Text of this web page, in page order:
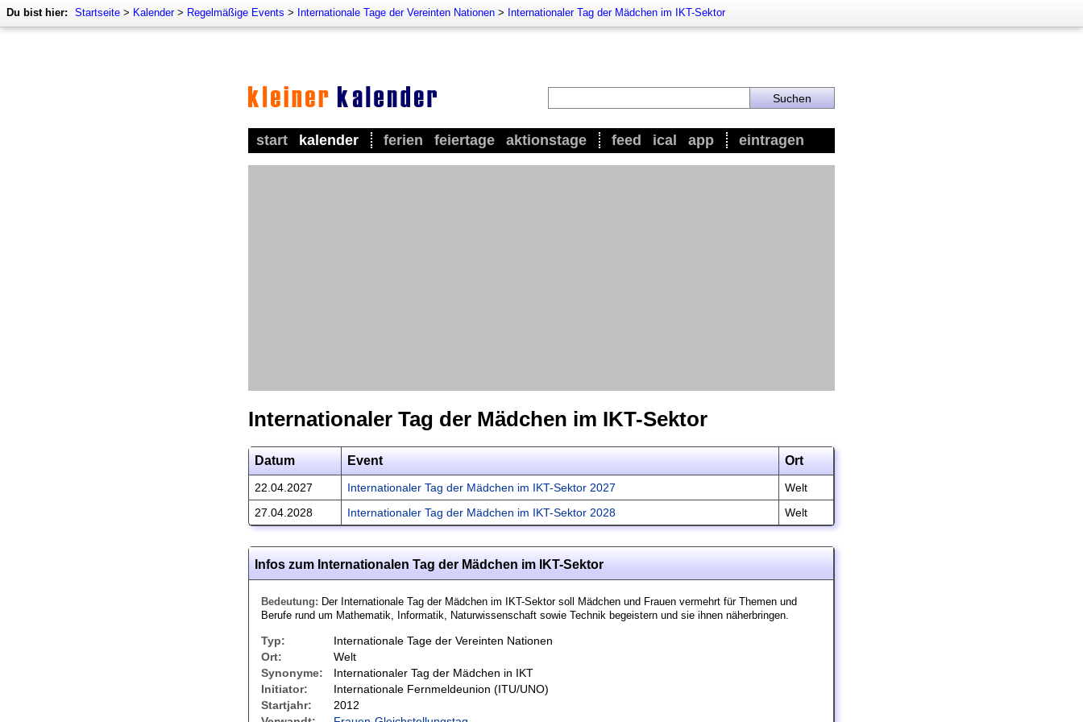
Du bist hier: Startseite > Kalender> Regelmäßige Events > Internationale Tage der Vereinten Nationen > Internationaler Tag der Mädchen im IKT-Sektor
start kalender ferien feiertage aktionstage feed ical app eintragen
Internationaler Tag der Mädchen im IKT-Sektor
Datum Event Ort
22.04.2027 Internationaler Tag der Mädchen im IKT-Sektor 2027
Welt
27.04.2028
Internationaler Tag der Mädchen im IKT-Sektor 2028 Welt
Infos zum Internationalen Tag der Mädchen im IKT-Sektor
Bedeutung: Der Internationale Tag der Mädchen im IKT-Sektor soll Mädchen und Frauen vermehrt für Themen und
Berufe rund um Mathematik, Informatik, Naturwissenschaft sowie Technik begeistern und sie ihnen näherbringen.
Typ:
Internationale Tage der Vereinten Nationen
Ort:
Welt
Synonyme:
Internationaler Tag der Mädchen in IKT
Initiator:
Internationale Fernmeldeunion (ITU/UNO)
Startjahr:
2012